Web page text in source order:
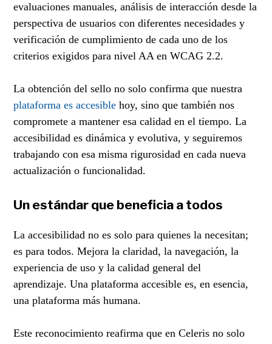
evaluaciones manuales, análisis de interacción desde la
perspectiva de usuarios con diferentes necesidades y
verificación de cumplimiento de cada uno de los
criterios exigidos para nivel AA en WCAG 2.2.
La obtención del sello no solo confirma que nuestra
plataforma es accesible hoy, sino que también nos
compromete a mantener esa calidad en el tiempo. La
accesibilidad es dinámica y evolutiva, y seguiremos
trabajando con esa misma rigurosidad en cada nueva
actualización o funcionalidad.
Un estándar que beneficia a todos
La accesibilidad no es solo para quienes la necesitan;
es para todos. Mejora la claridad, la navegación, la
experiencia de uso y la calidad general del
aprendizaje. Una plataforma accesible es, en esencia,
una plataforma más humana.
Este reconocimiento reafirma que en Celeris no solo